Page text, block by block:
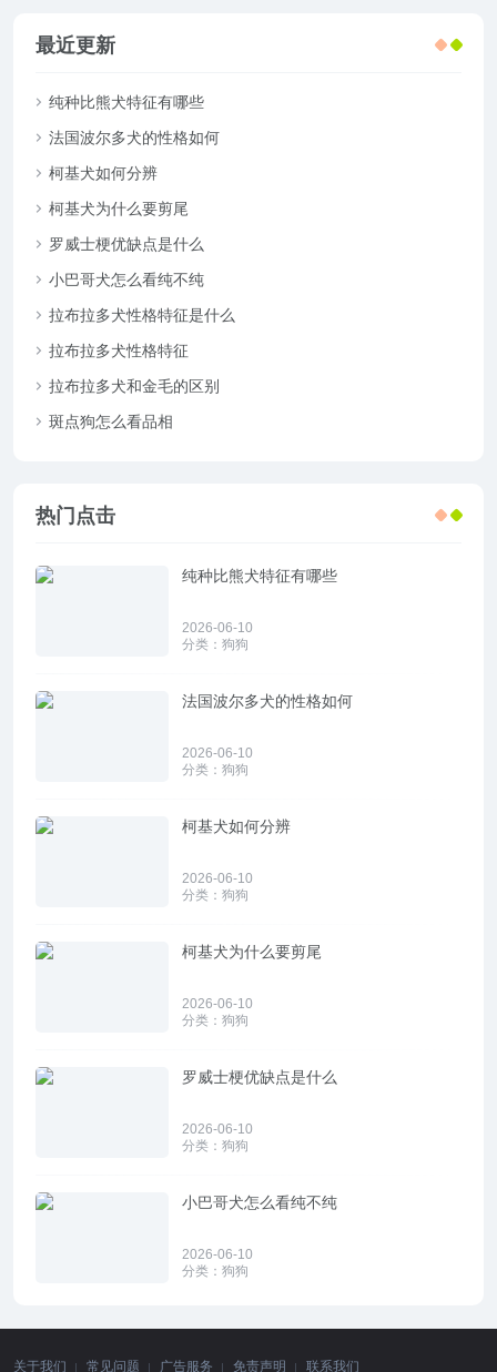
最近更新
纯种比熊犬特征有哪些
法国波尔多犬的性格如何
柯基犬如何分辨
柯基犬为什么要剪尾
罗威士梗优缺点是什么
小巴哥犬怎么看纯不纯
拉布拉多犬性格特征是什么
拉布拉多犬性格特征
拉布拉多犬和金毛的区别
斑点狗怎么看品相
热门点击
纯种比熊犬特征有哪些
2026-06-10
分类： 狗狗
法国波尔多犬的性格如何
2026-06-10
分类： 狗狗
柯基犬如何分辨
2026-06-10
分类： 狗狗
柯基犬为什么要剪尾
2026-06-10
分类： 狗狗
罗威士梗优缺点是什么
2026-06-10
分类： 狗狗
小巴哥犬怎么看纯不纯
2026-06-10
分类： 狗狗
关于我们 常见问题 广告服务 免责声明 联系我们